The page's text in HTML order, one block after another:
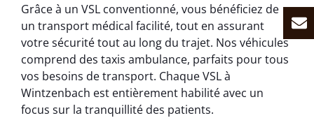
Grâce à un VSL conventionné, vous bénéficiez de
un transport médical facilité, tout en assurant
votre sécurité tout au long du trajet. Nos véhicules
comprend des taxis ambulance, parfaits pour tous
vos besoins de transport. Chaque VSL à
Wintzenbach est entièrement habilité avec un
focus sur la tranquillité des patients.